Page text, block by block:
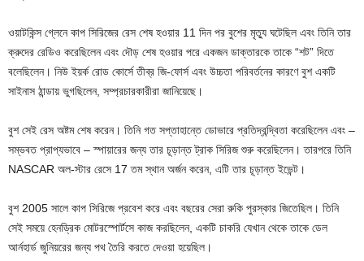
ওয়াটকিন্স গ্লেনে কাপ সিরিজের রেস শেষ হওয়ার 11 দিন পর বুশের মৃত্যু ঘটেছিল এবং তিনি তার
ক্রুদের রেডিও করেছিলেন এবং দৌড় শেষ হওয়ার পরে একজন ডাক্তারকে তাকে “শট” দিতে
বলেছিলেন। নিউ ইয়র্ক রোড কোর্সে তীব্র জি-ফোর্স এবং উচ্চতা পরিবর্তনের কারণে বুশ একটি
সাইনাস ঠান্ডায় ভুগছিলেন, সম্প্রচারকারীরা জানিয়েছে।
বুশ সেই রেস অষ্টম শেষ করেন। তিনি গত সপ্তাহান্তে ডোভারে প্রতিদ্বন্দ্বিতা করেছিলেন এবং –
সম্ভবত প্রাপ্যভাবে – স্পায়ারের জন্য তার চূড়ান্ত ট্রাক সিরিজ শুরু করেছিলেন। তারপরে তিনি
NASCAR অল-স্টার রেসে 17 তম স্থান অর্জন করেন, এটি তার চূড়ান্ত ইভেন্ট।
বুশ 2005 সালে কাপ সিরিজে প্রবেশ করে এবং বছরের সেরা রুকি পুরস্কার জিতেছিল। তিনি
সেই সময়ে হেনড্রিক মোটরস্পোর্টসে কাজ করছিলেন, একটি চাকরি যেখান থেকে তাকে ডেল
আর্নহার্ড জুনিয়রের জন্য পথ তৈরি করতে দেওয়া হয়েছিল।